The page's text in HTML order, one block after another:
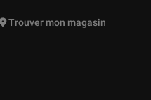
vous être proposées
Trouver mon magasin